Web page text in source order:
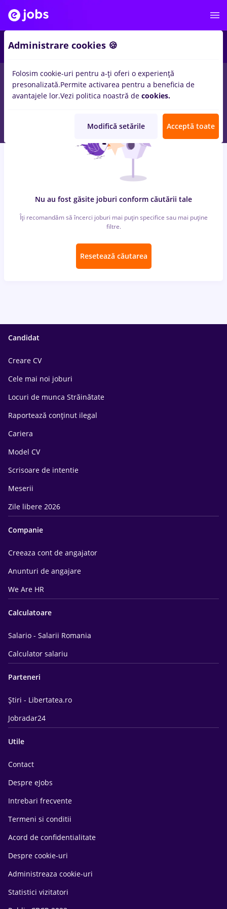
locuri de muncametrologie in Strainatate inMedicina /
Sanatate
Nu au fost găsite joburi conform căutării tale
Îți recomandăm să încerci joburi mai puțin specifice sau mai puține
filtre.
Resetează căutarea
Candidat
Creare CV
Cele mai noi joburi
Locuri de munca Străinătate
Raportează conținut ilegal
Cariera
Model CV
Scrisoare de intentie
Meserii
Zile libere 2026
Companie
Creeaza cont de angajator
Anunturi de angajare
We Are HR
Calculatoare
Salario - Salarii Romania
Calculator salariu
Parteneri
Știri - Libertatea.ro
Jobradar24
Utile
Contact
Despre eJobs
Intrebari frecvente
Termeni si conditii
Acord de confidentialitate
Despre cookie-uri
Administreaza cookie-uri
Statistici vizitatori
Administrare cookies 🍪
Folosim cookie-uri pentru a-ți oferi o experiență
presonalizată.Permite activarea pentru a beneficia de
avantajele lor.Vezi politica noastră de cookies.
Modifică setările Acceptă toate